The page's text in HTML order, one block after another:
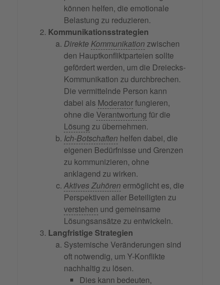
können helfen, die emotionale
Belastung zu reduzieren.
Kommunikationsstrategien
DirekteKommunikation zwischen
den Hauptkonfliktparteien sollte
gefördert werden, um die Dreiecks-
Kommunikation zu durchbrechen.
Die vermittelnde Person kann
dabei als Moderatorfungieren,
ohne die Verantwortung für die
Lösung zu übernehmen.
Ich-Botschaften helfen dabei, die
eigenen Bedürfnisse und Grenzen
zu kommunizieren, ohne
anklagend zu wirken.
Aktives Zuhören ermöglicht es, die
Perspektiven aller Beteiligten zu
verstehen und gemeinsame
Lösungsansätze zu entwickeln.
Langfristige Strategien
Systemische Veränderungen sind
oft notwendig, um Y-Konflikte
nachhaltig zu lösen.
Dies kann bedeuten,